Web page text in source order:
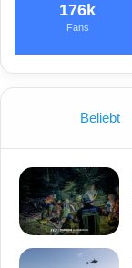
176k
Fans
Beliebt